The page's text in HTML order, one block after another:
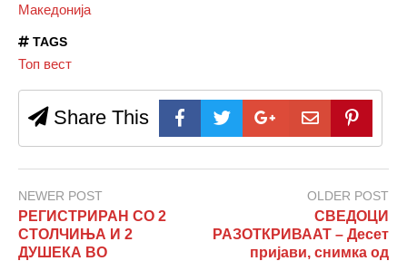
Македонија
TAGS
Топ вест
Share This
NEWER POST
РЕГИСТРИРАН СО 2
СТОЛЧИЊА И 2
ДУШЕКА ВО
OLDER POST
СВЕДОЦИ
РАЗОТКРИВААТ – Десет
пријави, снимка од